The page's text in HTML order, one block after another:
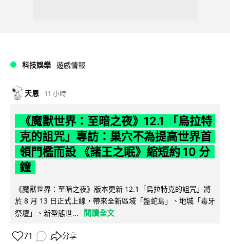
科技娛樂 遊戲情報
天恩 11 小時
《魔獸世界：至暗之夜》12.1 「烏拉特
克的詛咒」專訪：巢穴不為提高世界首
領門檻而設 《諸王之眠》縮短約 10 分
鐘
《魔獸世界：至暗之夜》版本更新 12.1「烏拉特克的詛咒」將
於 8 月 13 日正式上線，帶來全新區域「盤蛇島」、地城「毒牙
祭壇」、新型態世...
閱讀全文
71 分享